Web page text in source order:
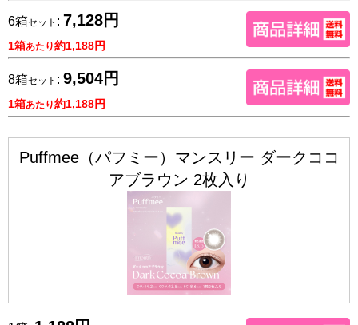
6箱セット : 7,128円
1箱あたり約1,188円
8箱セット : 9,504円
1箱あたり約1,188円
Puffmee（パフミー）マンスリー ダークココ
アブラウン 2枚入り